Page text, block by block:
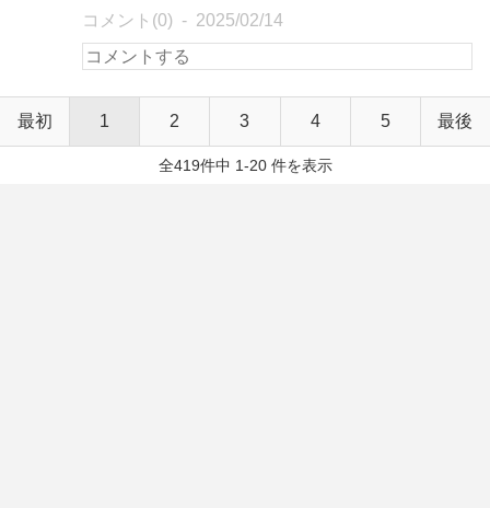
コメント(0) 2025/02/14
最初 1 2 3 4 5 最後
全419件中 1-20 件を表示